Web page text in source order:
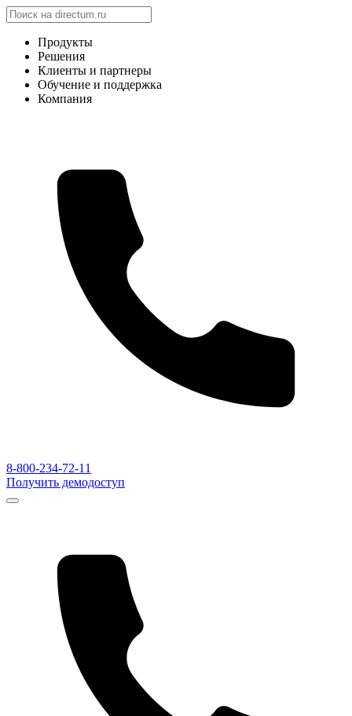
Продукты
Решения
Клиенты и партнеры
Обучение и поддержка
Компания
8-800-234-72-11
Получить демодоступ